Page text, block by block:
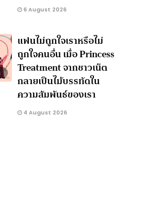
6 August 2026
แฟนไม่ถูกใจเราหรือไม่
ถูกใจคนอื่น เมื่อ Princess
Treatment จากชาวเน็ต
กลายเป็นไม้บรรทัดใน
ความสัมพันธ์ของเรา
4 August 2026